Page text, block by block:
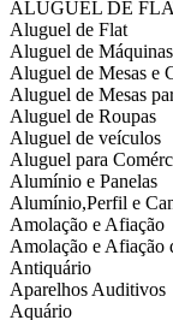
ALUGUEL DE
Aluguel de Flat
Aluguel de Máquinas
Aluguel de Mesas e
Aluguel de Mesas
Aluguel de Roupas
Aluguel de veículos
Aluguel para
Alumínio e Panelas
Alumínio,Perfil e
Amolação e Afiação
Amolação e Afiação
Antiquário
Aparelhos Auditivos
Aquário